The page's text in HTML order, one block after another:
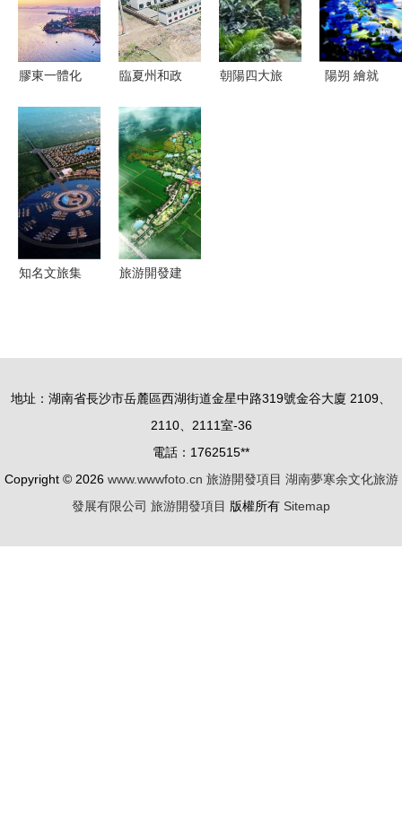
業論壇成功
簽約
膠東一體化
煙青互動
采擷鮮美
旅游開發項
目——深入
推進區域協
同，共筑藍
臨夏州和政
文化旅游開
發綜合體建
設項目順利
推進
朝陽四大旅
陽朔 繪就
知名文旅集
合作簽約儀
藍圖 解碼
數字經濟賦
旅游開發建
地址：湖南省長沙市岳麓區西湖街道金星中路319號金谷大廈 2109、
2110、2111室-36
電話：1762515**
Copyright © 2026 www.wwwfoto.cn 旅游開發項目 湖南夢寒余文化旅游
發展有限公司 旅游開發項目 版權所有 Sitemap